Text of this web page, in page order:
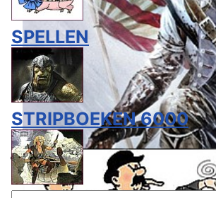
SPELLEN
STRIPBOEKEN 6000